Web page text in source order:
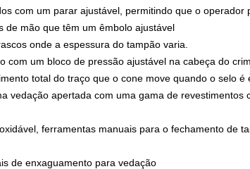
com um parar ajustável, permitindo que o operador
de mão que têm um êmbolo ajustável
onde a espessura do tampão varia.
com um bloco de pressão ajustável na cabeça do
total do traço que o cone move quando o selo é
vedação apertada com uma gama de revestimentos
ferramentas manuais para o fechamento de
de enxaguamento para vedação